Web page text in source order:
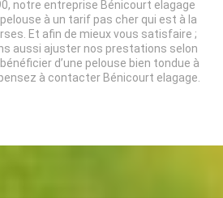
notre entreprise Bénicourt elagage
à un tarif pas cher qui est à la
Et afin de mieux vous satisfaire ;
aussi ajuster nos prestations selon
d’une pelouse bien tondue à
à contacter Bénicourt elagage.